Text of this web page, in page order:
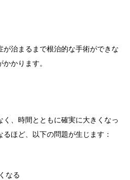
治まるまで根治的な手術ができな
かります。
、時間とともに確実に大きくなっ
ほど、以下の問題が生じます：
なる